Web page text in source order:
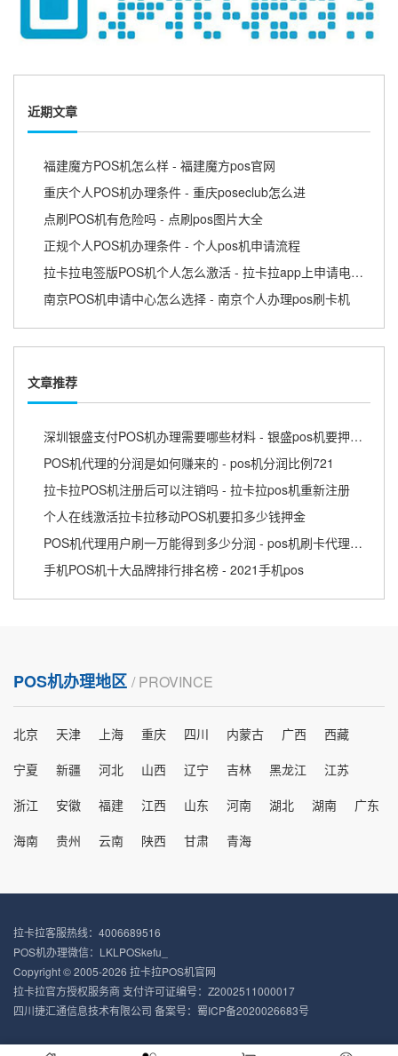
近期文章
福建魔方POS机怎么样 - 福建魔方pos官网
重庆个人POS机办理条件 - 重庆poseclub怎么进
点刷POS机有危险吗 - 点刷pos图片大全
正规个人POS机办理条件 - 个人pos机申请流程
拉卡拉电签版POS机个人怎么激活 - 拉卡拉app上申请电签pos需要收费吗
南京POS机申请中心怎么选择 - 南京个人办理pos刷卡机
文章推荐
深圳银盛支付POS机办理需要哪些材料 - 银盛pos机要押金吗
POS机代理的分润是如何赚来的 - pos机分润比例721
拉卡拉POS机注册后可以注销吗 - 拉卡拉pos机重新注册
个人在线激活拉卡拉移动POS机要扣多少钱押金
POS机代理用户刷一万能得到多少分润 - pos机刷卡代理挣钱吗
手机POS机十大品牌排行排名榜 - 2021手机pos
POS机办理地区 / PROVINCE
北京 天津 上海 重庆 四川 内蒙古 广西
西藏
宁夏
新疆 河北 山西 辽宁 吉林 黑龙江
江苏
浙江
安徽 福建 江西 山东 河南 湖北 湖南
广东
海南
贵州 云南 陕西 甘肃 青海
拉卡拉客服热线：4006689516
POS机办理微信：LKLPOSkefu_
Copyright © 2005-2026 拉卡拉POS机官网
拉卡拉官方授权服务商 支付许可证编号：Z2002511000017
四川捷汇通信息技术有限公司 备案号： 蜀ICP备2020026683号